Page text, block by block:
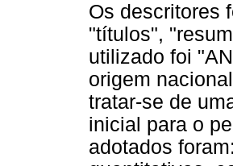
Os descritores
"títulos",
utilizado foi
origem
tratar-se de
inicial para o
adotados